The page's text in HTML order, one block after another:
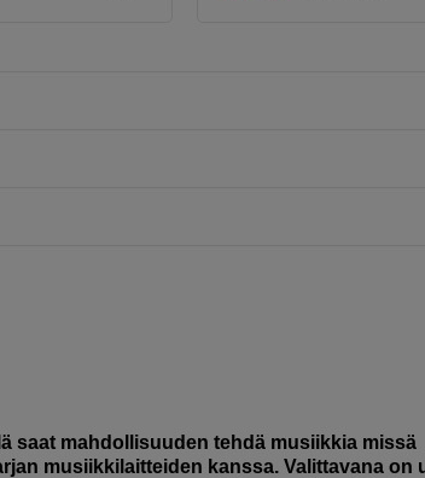
saat mahdollisuuden tehdä musiikkia missä
musiikkilaitteiden kanssa. Valittavana on